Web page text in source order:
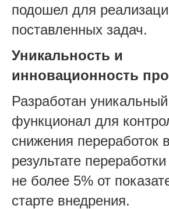
подошел для
поставленных задач.
Уникальность и
инновационность
Разработан уникальный
функционал для
снижения переработок
результате
не более 5% от
старте внедрения.